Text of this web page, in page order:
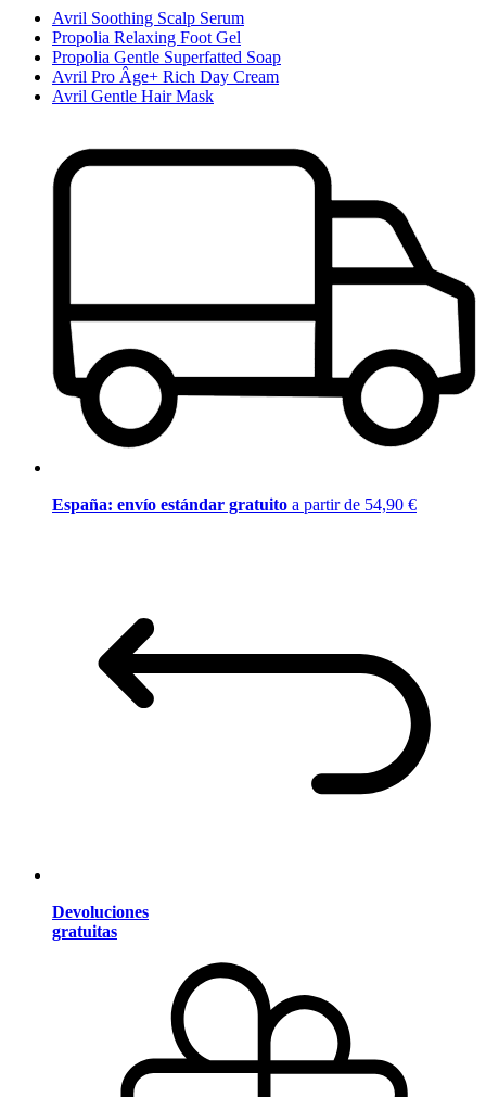
Avril Soothing Scalp Serum
Propolia Relaxing Foot Gel
Propolia Gentle Superfatted Soap
Avril Pro Âge+ Rich Day Cream
Avril Gentle Hair Mask
España: envío estándar gratuito a partir de 54,90 €
Devoluciones
gratuitas